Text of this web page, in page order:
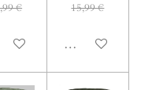
€
Warenkorb
15,99 €
In den